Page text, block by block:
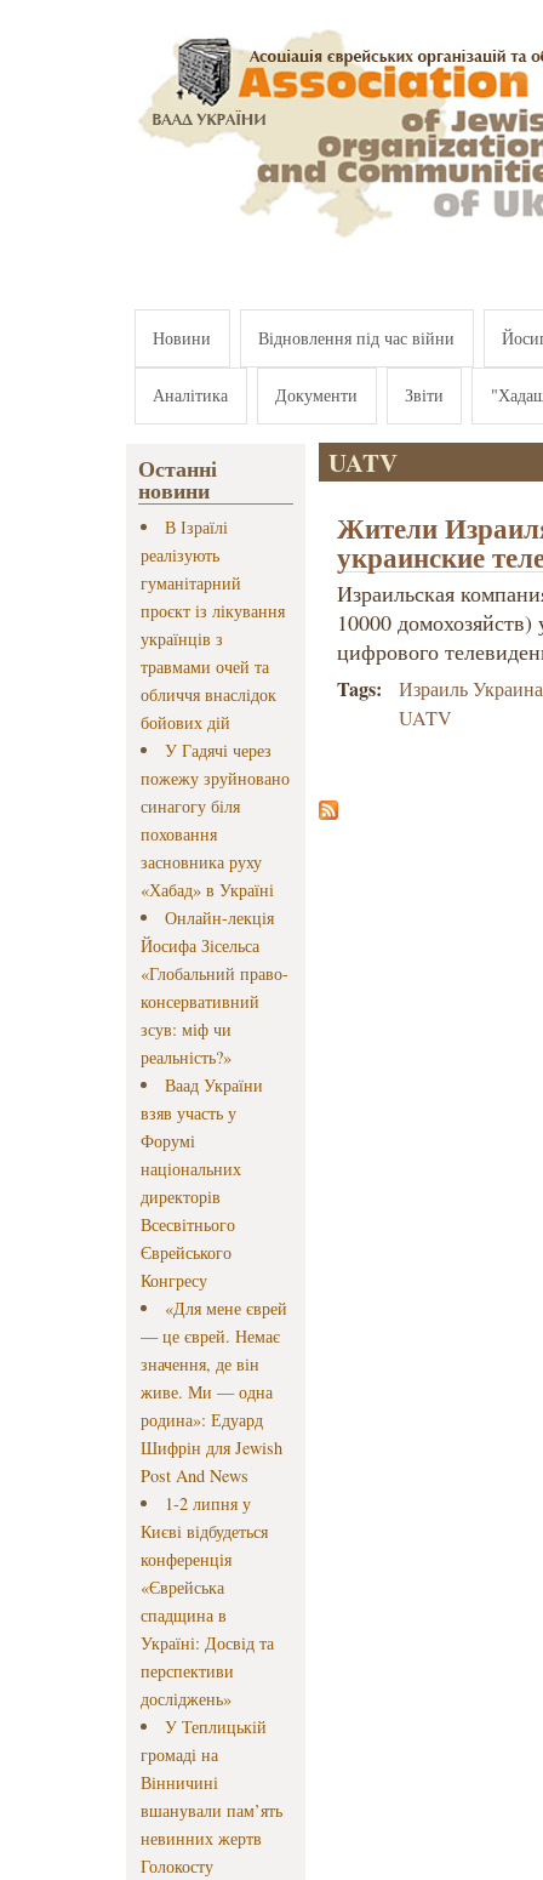
Новини Відновлення під час війни
Аналітика Документи Звіти
Останні
новини
В Ізраїлі
реалізують
гуманітарний
проєкт із лікування
українців з
травмами очей та
обличчя внаслідок
бойових дій
У Гадячі через
пожежу зруйновано
синагогу біля
поховання
засновника руху
«Хабад» в Україні
Онлайн-лекція
Йосифа Зісельса
«Глобальний право-
консервативний
зсув: міф чи
реальність?»
Ваад України
взяв участь у
Форумі
національних
директорів
Всесвітнього
Єврейського
Конгресу
«Для мене єврей
— це єврей. Немає
значення, де він
живе. Ми — одна
родина»: Едуард
Шифрін для Jewish
Post And News
1-2 липня у
Києві відбудеться
конференція
«Єврейська
спадщина в
Україні: Досвід та
перспективи
досліджень»
У Теплицькій
громаді на
Вінничині
вшанували пам’ять
невинних жертв
Голокосту
UATV
Жители
украинские
Израильская
10000
цифрового
Tags:
Израиль Украина
UATV